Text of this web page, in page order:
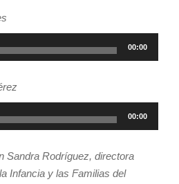
00:00
00:00
Sandra Rodríguez, directora
Infancia y las Familias del